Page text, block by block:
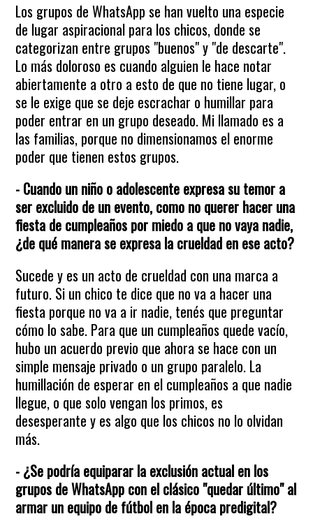
Los grupos de WhatsApp se han vuelto una especie
de lugar aspiracional para los chicos, donde se
categorizan entre grupos "buenos" y "de descarte".
Lo más doloroso es cuando alguien le hace notar
abiertamente a otro a esto de que no tiene lugar, o
se le exige que se deje escrachar o humillar para
poder entrar en un grupo deseado. Mi llamado es a
las familias, porque no dimensionamos el enorme
poder que tienen estos grupos.
- Cuando un niño o adolescente expresa su temor a
ser excluido de un evento, como no querer hacer una
fiesta de cumpleaños por miedo a que no vaya nadie,
¿de qué manera se expresa la crueldad en ese acto?
Sucede y es un acto de crueldad con una marca a
futuro. Si un chico te dice que no va a hacer una
fiesta porque no va a ir nadie, tenés que preguntar
cómo lo sabe. Para que un cumpleaños quede vacío,
hubo un acuerdo previo que ahora se hace con un
simple mensaje privado o un grupo paralelo. La
humillación de esperar en el cumpleaños a que nadie
llegue, o que solo vengan los primos, es
desesperante y es algo que los chicos no lo olvidan
más.
- ¿Se podría equiparar la exclusión actual en los
grupos de WhatsApp con el clásico "quedar último" al
armar un equipo de fútbol en la época predigital?